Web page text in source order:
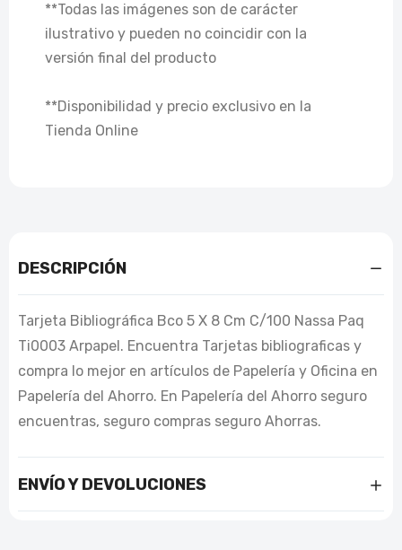
**Todas las imágenes son de carácter
ilustrativo y pueden no coincidir con la
versión final del producto
**Disponibilidad y precio exclusivo en la
Tienda Online
DESCRIPCIÓN
Tarjeta Bibliográfica Bco 5 X 8 Cm C/100 Nassa Paq
Ti0003 Arpapel. Encuentra Tarjetas bibliograficas y
compra lo mejor en artículos de Papelería y Oficina en
Papelería del Ahorro. En Papelería del Ahorro seguro
encuentras, seguro compras seguro Ahorras.
ENVÍO Y DEVOLUCIONES